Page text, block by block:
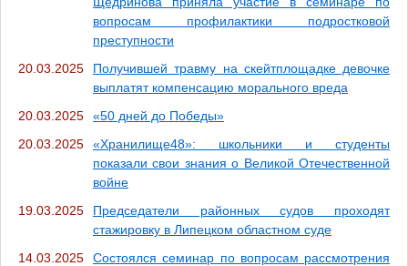
вопросам профилактики подростковой
преступности
20.03.2025
Получившей травму на скейтплощадке девочке
выплатят компенсацию морального вреда
20.03.2025
«50 дней до Победы»
20.03.2025
«Хранилище48»: школьники и студенты
показали свои знания о Великой Отечественной
войне
19.03.2025
Председатели районных судов проходят
стажировку в Липецком областном суде
14.03.2025
Состоялся семинар по вопросам рассмотрения